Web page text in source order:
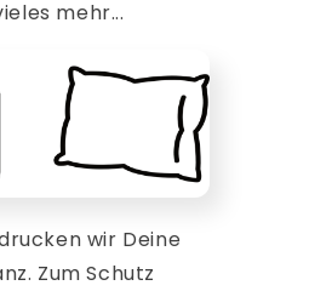
mehr...
wir Deine
Zum Schutz